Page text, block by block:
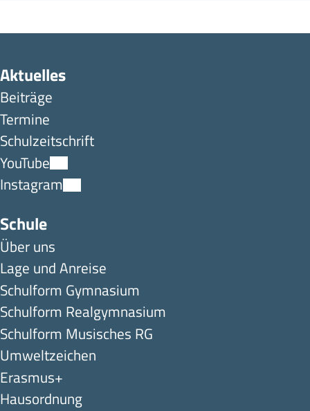
Aktuelles
Beiträge
Termine
Schulzeitschrift
YouTube
Instagram
Schule
Über uns
Lage und Anreise
Schulform Gymnasium
Schulform Realgymnasium
Schulform Musisches RG
Umweltzeichen
Erasmus+
Hausordnung